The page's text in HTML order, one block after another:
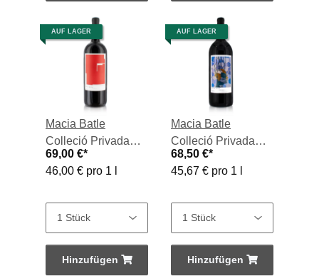
AUF LAGER
Macia Batle
Colleció Privada
Magn., Vino Tinto
2018, 1,5-l-Flasche
69,00 €*
46,00 € pro 1 l
Hinzufügen
AUF LAGER
Macia Batle
Colleció Privada
Magn., Vino Tinto
2019, 1,5-l-Flasche
68,50 €*
45,67 € pro 1 l
Hinzufügen